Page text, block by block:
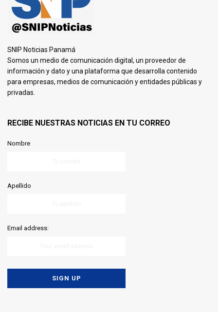
SNIP Noticias Panamá
Somos un medio de comunicación digital, un proveedor de
información y dato y una plataforma que desarrolla contenido
para empresas, medios de comunicación y entidades públicas y
privadas.
RECIBE NUESTRAS NOTICIAS EN TU CORREO
Nombre
Apellido
Email address: